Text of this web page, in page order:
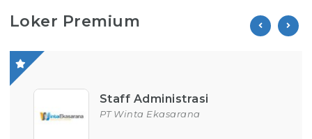
Loker Premium
Staff Administrasi
PT Winta Ekasarana